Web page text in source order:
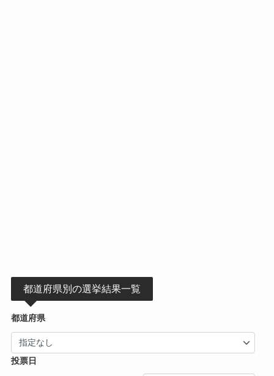
都道府県別の選挙結果一覧
都道府県
投票日